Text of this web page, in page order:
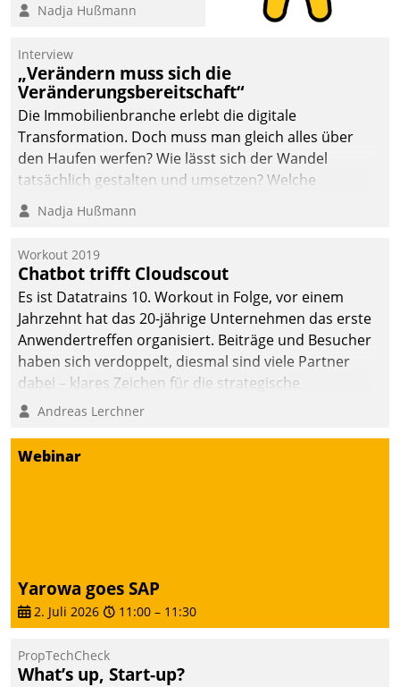
methodisch
Quartier. Dazwischen
zeigte Datatrain, was es
Neues zu bieten hat.
Nadja Hußmann
Interview
„Verändern muss sich die
Veränderungsbereitschaft“
Die Immobilienbranche erlebt die digitale
Transformation. Doch muss man gleich alles über
den Haufen werfen? Wie lässt sich der Wandel
tatsächlich gestalten und umsetzen? Welche
Argumente zählen wirklich?
Nadja Hußmann
Workout 2019
Chatbot trifft Cloudscout
Es ist Datatrains 10. Workout in Folge, vor einem
Jahrzehnt hat das 20-jährige Unternehmen das erste
Anwendertreffen organisiert. Beiträge und Besucher
haben sich verdoppelt, diesmal sind viele Partner
dabei – klares Zeichen für die strategische
Fokussierung auf den Kunden.
Andreas Lerchner
Webinar
Yarowa goes SAP
2. Juli 2026 11:00 – 11:30
PropTechCheck
What’s up, Start-up?